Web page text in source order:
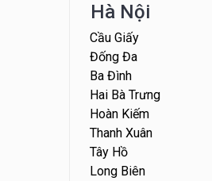
Hà Nội
Cầu Giấy
Đống Đa
Ba Đình
Hai Bà Trưng
Hoàn Kiếm
Thanh Xuân
Tây Hồ
Long Biên